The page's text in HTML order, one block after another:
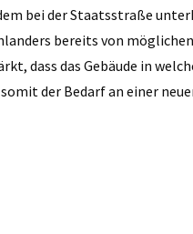
bei der Staatsstraße
bereits von
dass das Gebäude in
der Bedarf an einer